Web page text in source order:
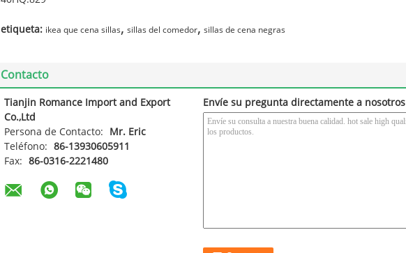
etiqueta: ikea que cena sillas, sillas del comedor, sillas de cena negras
Contacto
Tianjin Romance Import and Export
Co.,Ltd
Persona de Contacto:
Mr. Eric
Teléfono: 86-13930605911
Fax: 86-0316-2221480
Envíe su pregunta directamente a nosotros